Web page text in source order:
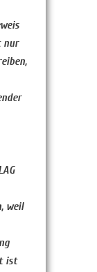
nur
weil
ist